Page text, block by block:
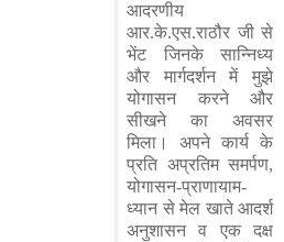
आदरणीय
आर.के.एस.राठौर जी से
भेंट जिनके सान्निध्य
और मार्गदर्शन में मुझे
योगासन करने और
सीखने का अवसर
मिला। अपने कार्य के
प्रति अप्रतिम समर्पण,
योगासन-प्राणायाम-
ध्यान से मेल खाते आदर्श
अनुशासन व एक दक्ष